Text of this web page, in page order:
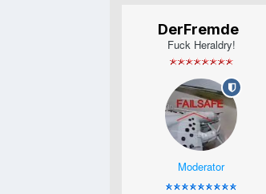
DerFremde
Fuck Heraldry!
Moderator